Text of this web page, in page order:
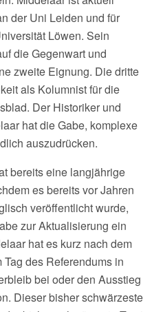
der Uni Leiden und für
Löwen. Sein
die Gegenwart und
zweite Eignung. Die dritte
als Kolumnist für die
Der Historiker und
hat die Gabe, komplexe
auszudrücken.
bereits eine langjährige
es bereits vor Jahren
veröffentlicht wurde,
zur Aktualisierung ein
hat es kurz nach dem
des Referendums in
bei oder den Ausstieg
Dieser bisher schwärzeste